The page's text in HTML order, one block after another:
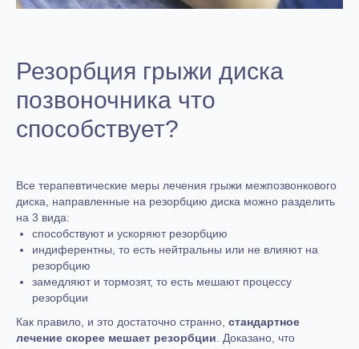
Резорбция грыжи диска
позвоночника что
способствует?
Все терапевтические меры лечения грыжи межпозвонкового
диска, направленные на резорбцию диска можно разделить
на 3 вида:
способствуют и ускоряют резорбцию
индиферентны, то есть нейтральны или не влияют на
резорбцию
замедляют и тормозят, то есть мешают процессу
резорбции
Как правило, и это достаточно странно, стандартное
лечение скорее мешает резорбции . Доказано, что